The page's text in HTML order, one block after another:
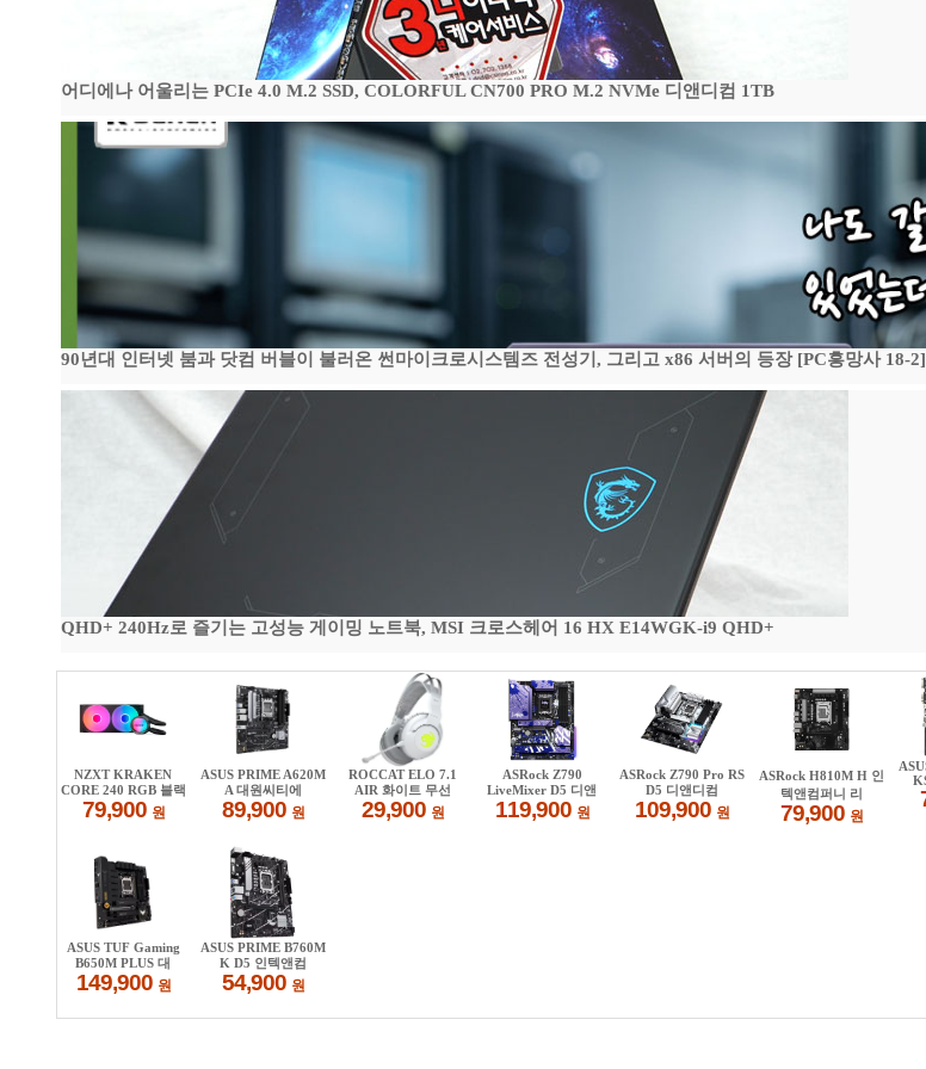
어디에나 어울리는 PCIe 4.0 M.2 SSD, COLORFUL CN700 PRO M.2 NVMe 디앤디컴 1TB
90년대 인터넷 붐과 닷컴 버블이 불러온 썬마이크로시스템즈 전성기, 그리고 x86 서버의 등장 [PC흥망사 18-2]
QHD+ 240Hz로 즐기는 고성능 게이밍 노트북, MSI 크로스헤어 16 HX E14WGK-i9 QHD+